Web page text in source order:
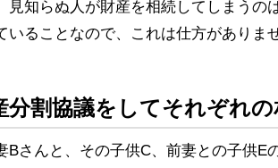
見知らぬ人が財産を相続してしまう
いることなので、これは仕方がありませ
分割協議をしてそれぞれ
Bさんと、その子供C、前妻との子供